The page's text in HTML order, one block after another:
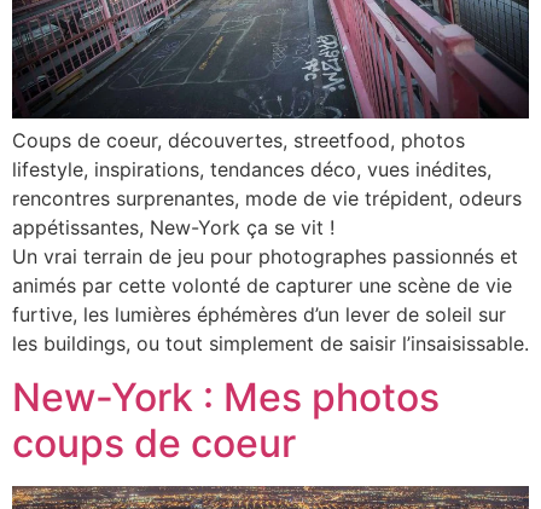
Coups de coeur, découvertes, streetfood, photos
lifestyle, inspirations, tendances déco, vues inédites,
rencontres surprenantes, mode de vie trépident, odeurs
appétissantes, New-York ça se vit !
Un vrai terrain de jeu pour photographes passionnés et
animés par cette volonté de capturer une scène de vie
furtive, les lumières éphémères d’un lever de soleil sur
les buildings, ou tout simplement de saisir l’insaisissable.
New-York : Mes photos
coups de coeur